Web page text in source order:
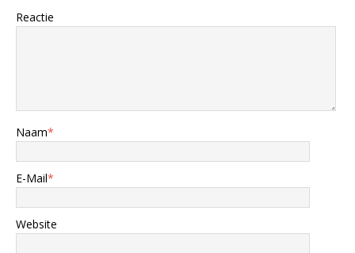
Reactie
Naam*
E-Mail*
Website